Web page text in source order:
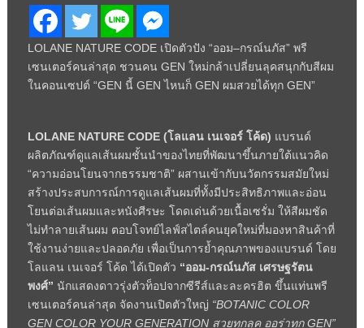
LOLANE NATURE CODE เปิดตัวปัง “ออม–กรณ์นภัส” พรี
เซนเตอร์คนล่าสุด ชวนคน GEN ใหม่กล้าเปลี่ยนลุคสนุกกับสีผม
ในคอนเซปต์ “GEN นี้ GEN ไหนก็ GEN ผมสวยได้ทุก GEN”
LOLANE NATURE CODE (โลแลน เนเจอร์ โค้ด) แบรนด์
ผลิตภัณฑ์ดูแลเส้นผมชั้นนำของไทยที่พัฒนาขึ้นภายใต้แนวคิด
“ความอ่อนโยนจากธรรมชาติ” ผสานเข้ากับนวัตกรรมสมัยใหม่
สร้างประสบการณ์การดูแลเส้นผมที่ทั้งมีประสิทธิภาพและอ่อน
โยนต่อเส้นผมและหนังศีรษะ โดดเด่นด้วยเนื้อเซรั่ม ให้สีผมชัด
ไม่ทำลายเส้นผม ตอบโจทย์ไลฟ์สไตล์คนยุคใหม่ที่มองหาสินค้าที่
ใช้งานง่ายและปลอดภัย เพื่อเป็นการย้ำคุณภาพของแบรนด์ โดย
โลแลน เนเจอร์ โค้ด ได้เปิดตัว “ออม-กรณ์นภัส เศรษฐรัตน
พงศ์” นักแสดงดาวรุ่งตัวท็อปจากซีรีส์และละครฮิต ขึ้นแท่นพรี
เซนเตอร์คนล่าสุด จัดงานเปิดตัวใหญ่ “BOTANIC COLOR
GEN COLOR YOUR GENERATION สวยทุกลุค ออร่าทุก GEN”